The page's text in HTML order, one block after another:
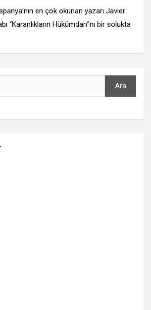
en çok okunan yazarı Javier
“Karanlıkların Hükümdarı”nı bir solukta
Ara